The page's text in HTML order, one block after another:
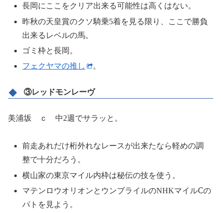
長岡にここをクリア出来る可能性は高くはない。
昨秋の天皇賞のクソ騎乗5着を見る限り、ここで勝負
出来るレベルの馬。
ゴミ枠と長岡。
フェクヤマの推し
。
③レッドモンレーヴ
美浦坂 ｃ 中2週でサラッと。
前走あれだけ桁外れなレースが出来たなら軽めの調
整で十分だろう。
横山家の東京マイル内枠は秘伝の技を使う。
マテンロウオリオンとウンブライルのNHKマイルⅭの
パトを見よう。